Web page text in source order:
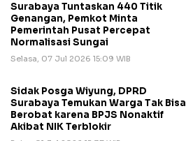
Surabaya Tuntaskan 440 Titik
Genangan, Pemkot Minta
Pemerintah Pusat Percepat
Normalisasi Sungai
Selasa, 07 Jul 2026 15:09 WIB
Sidak Posga Wiyung, DPRD
Surabaya Temukan Warga Tak Bisa
Berobat karena BPJS Nonaktif
Akibat NIK Terblokir